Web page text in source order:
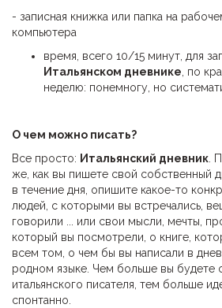
- записная книжка или папка на
компьютера
время, всего 10/15 минут, для
Итальянском дневнике , по
неделю: понемногу, но
О чем можно писать?
Все просто: Итальянский дневник .
же, как вы пишете свой собственный
в течение дня, опишите какое-то
людей, с которыми вы встречались,
говорили ... или свои мысли, мечты,
который вы посмотрели, о книге,
всем том, о чем бы вы написали в
родном языке. Чем больше вы будете
итальянского писателя, тем больше
спонтанно.